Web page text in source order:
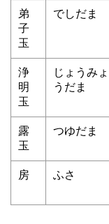
弟
子
玉
でしだま
浄
明
玉
じょうみょ
うだま
露
玉
つゆだま
房 ふさ